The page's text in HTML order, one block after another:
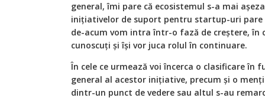
general, îmi pare că ecosistemul s-a mai
inițiativelor de suport pentru startup-uri pare
de-acum vom intra într-o fază de creștere, în
cunoscuți și își vor juca rolul în continuare.
În cele ce urmează voi încerca o clasificare în
general al acestor inițiative, precum și o
dintr-un punct de vedere sau altul s-au